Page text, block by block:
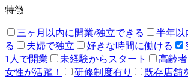
特徴
三ヶ月以内に開業/独立できる
半年以
る
夫婦で独立 好きな時間に働ける
1人で開業
未経験からスタート
高齢
女性が活躍！
研修制度有り 既存店舗